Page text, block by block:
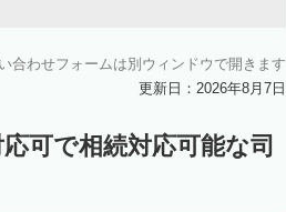
合わせフォームは別ウィンドウで開きます
更新日：2026年8月7日
可で相続対応可能な司